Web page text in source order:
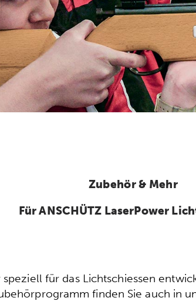
Zubehör & Mehr
Für ANSCHÜTZ LaserPower
speziell für das Lichtschiessen
finden Sie auch in